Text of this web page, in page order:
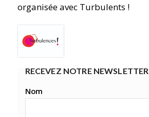
organisée avec Turbulents !
RECEVEZ NOTRE NEWSLETTER
Nom